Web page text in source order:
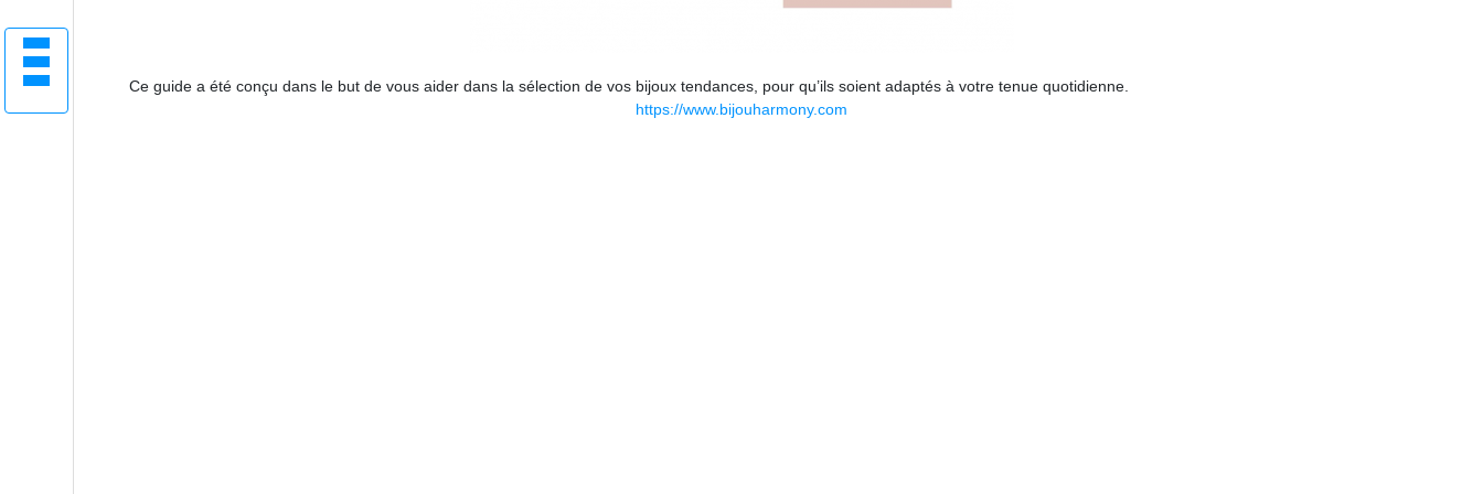
Ce guide a été conçu dans le but de vous aider dans la sélection de vos bijoux tendances, pour qu’ils soient adaptés à votre tenue quotidienne.
https://www.bijouharmony.com